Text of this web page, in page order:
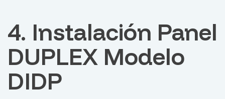
4. Instalación Panel
DUPLEX Modelo
DIDP